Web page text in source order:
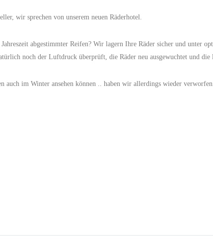
wir sprechen von unserem neuen Räderhotel.
abgestimmter Reifen? Wir lagern Ihre Räder sicher und unter
noch der Luftdruck überprüft, die Räder neu ausgewuchtet und die
auch im Winter ansehen können .. haben wir allerdings wieder